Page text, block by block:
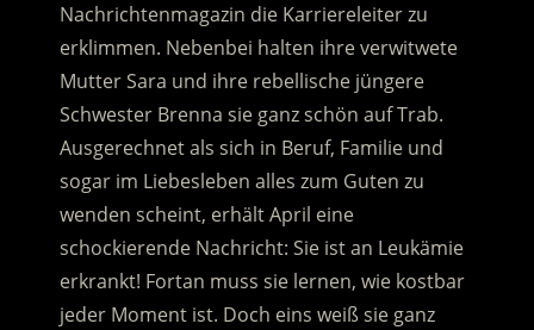
Nachrichtenmagazin die Karriereleiter zu
erklimmen. Nebenbei halten ihre verwitwete
Mutter Sara und ihre rebellische jüngere
Schwester Brenna sie ganz schön auf Trab.
Ausgerechnet als sich in Beruf, Familie und
sogar im Liebesleben alles zum Guten zu
wenden scheint, erhält April eine
schockierende Nachricht: Sie ist an Leukämie
erkrankt! Fortan muss sie lernen, wie kostbar
jeder Moment ist. Doch eins weiß sie ganz